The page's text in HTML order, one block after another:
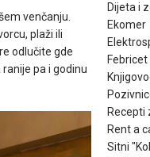
venčanju.
plaži ili
odlučite gde
pa i godinu
Dijeta i
Ekomer
Febricet
Recepti
Rent a
Sitni